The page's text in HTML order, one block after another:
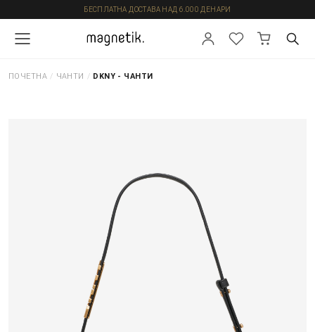
БЕСПЛАТНА ДОСТАВА НАД 6.000 ДЕНАРИ
ПОЧЕТНА / ЧАНТИ / DKNY - ЧАНТИ